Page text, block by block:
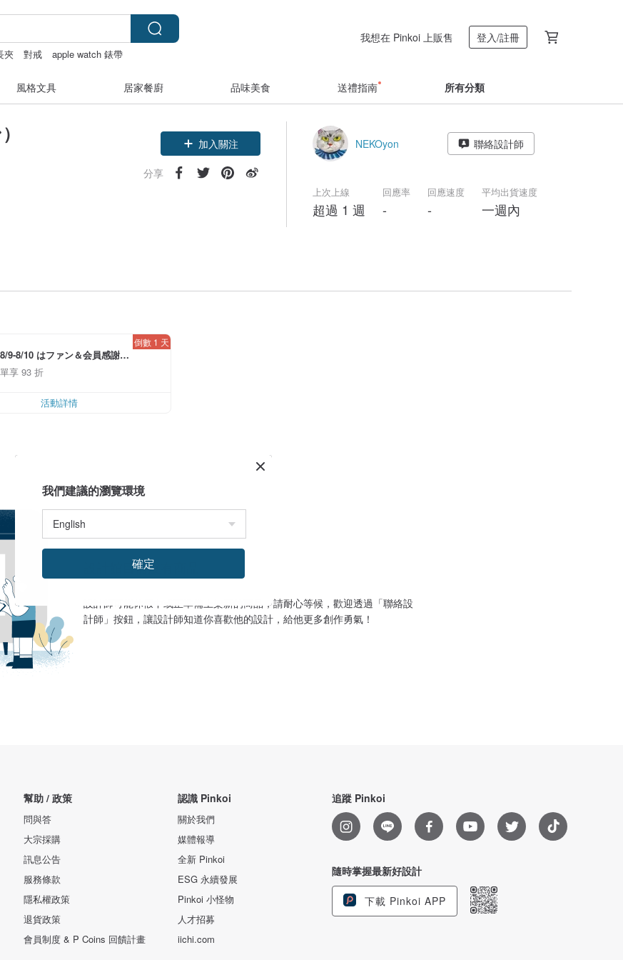
夾 對戒 apple watch 錶帶
我想在 Pinkoi 上販售 登入/註冊
風格文具 居家餐廚 品味美食 送禮指南 所有分類
加入關注
分享
NEKOyon 聯絡設計師
上次上線
超過 1 週
回應率
-
回應速度
-
平均出貨速度
一週內
8/9-8/10 はファン＆会員感謝デ
アプリ限定全品対象7％OFF
享 93 折
倒數 1 天
活動詳情
設計館目前沒有商品
設計師可能休假中或正準備上架新的商品，請耐心等候，歡迎透過「聯絡設
計師」按鈕，讓設計師知道你喜歡他的設計，給他更多創作勇氣！
幫助 / 政策
問與答
大宗採購
訊息公告
服務條款
隱私權政策
退貨政策
會員制度 & P Coins 回饋計畫
認識 Pinkoi
關於我們
媒體報導
全新 Pinkoi
ESG 永續發展
Pinkoi 小怪物
人才招募
iichi.com
追蹤 Pinkoi
隨時掌握最新好設計
下載 Pinkoi APP
我們建議的瀏覽環境
確定